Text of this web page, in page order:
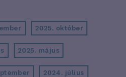
2025. október
2025. május
2024. július